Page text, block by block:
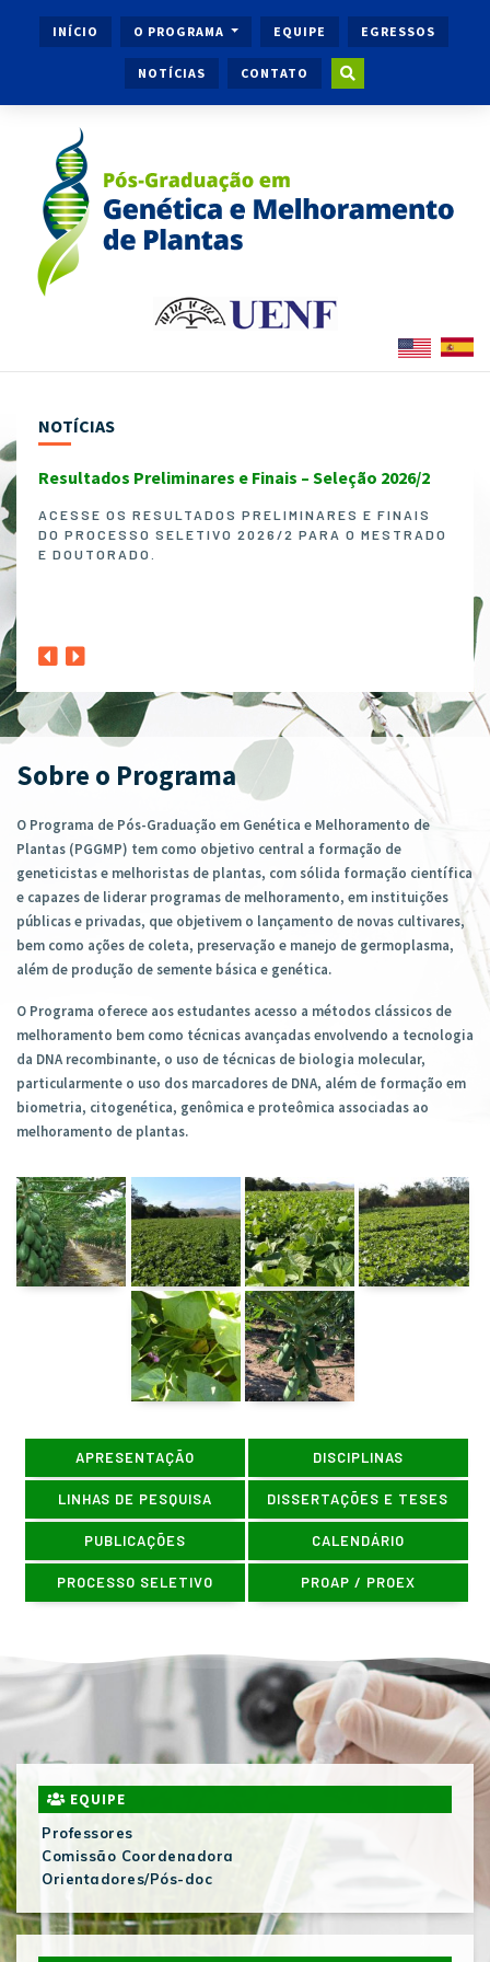
INÍCIO O PROGRAMA EQUIPE EGRESSOS
NOTÍCIAS CONTATO
NOTÍCIAS
Resultados Preliminares e Finais – Seleção 2026/2
ACESSE OS RESULTADOS PRELIMINARES E FINAIS
DO PROCESSO SELETIVO 2026/2 PARA O MESTRADO
E DOUTORADO.
1º
Sobre o Programa
O Programa de Pós-Graduação em Genética e Melhoramento de
Plantas (PGGMP) tem como objetivo central a formação de
geneticistas e melhoristas de plantas, com sólida formação científica
e capazes de liderar programas de melhoramento, em instituições
públicas e privadas, que objetivem o lançamento de novas cultivares,
bem como ações de coleta, preservação e manejo de germoplasma,
além de produção de semente básica e genética.
O Programa oferece aos estudantes acesso a métodos clássicos de
melhoramento bem como técnicas avançadas envolvendo a tecnologia
da DNA recombinante, o uso de técnicas de biologia molecular,
particularmente o uso dos marcadores de DNA, além de formação em
biometria, citogenética, genômica e proteômica associadas ao
melhoramento de plantas.
APRESENTAÇÃO DISCIPLINAS
LINHAS DE PESQUISA DISSERTAÇÕES E TESES
PUBLICAÇÕES CALENDÁRIO
PROCESSO SELETIVO PROAP / PROEX
EQUIPE
Professores
Comissão Coordenadora
Orientadores/Pós-doc